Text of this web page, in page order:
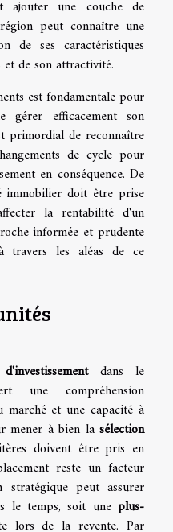
ajouter une couche de
peut connaître une
de ses caractéristiques
et de son attractivité.
est fondamentale pour
gérer efficacement son
primordial de reconnaître
de cycle pour
en conséquence. De
immobilier doit être prise
la rentabilité d'un
informée et prudente
travers les aléas de ce
dans le
une compréhension
marché et une capacité à
mener à bien la sélection
doivent être pris en
reste un facteur
stratégique peut assurer
le temps, soit une plus-
lors de la revente. Par